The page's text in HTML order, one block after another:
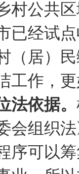
村公共
已经试
（居）
工作，
法依据。
会组织
序可以